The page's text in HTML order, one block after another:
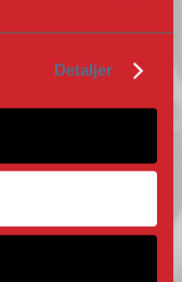
Detaljer